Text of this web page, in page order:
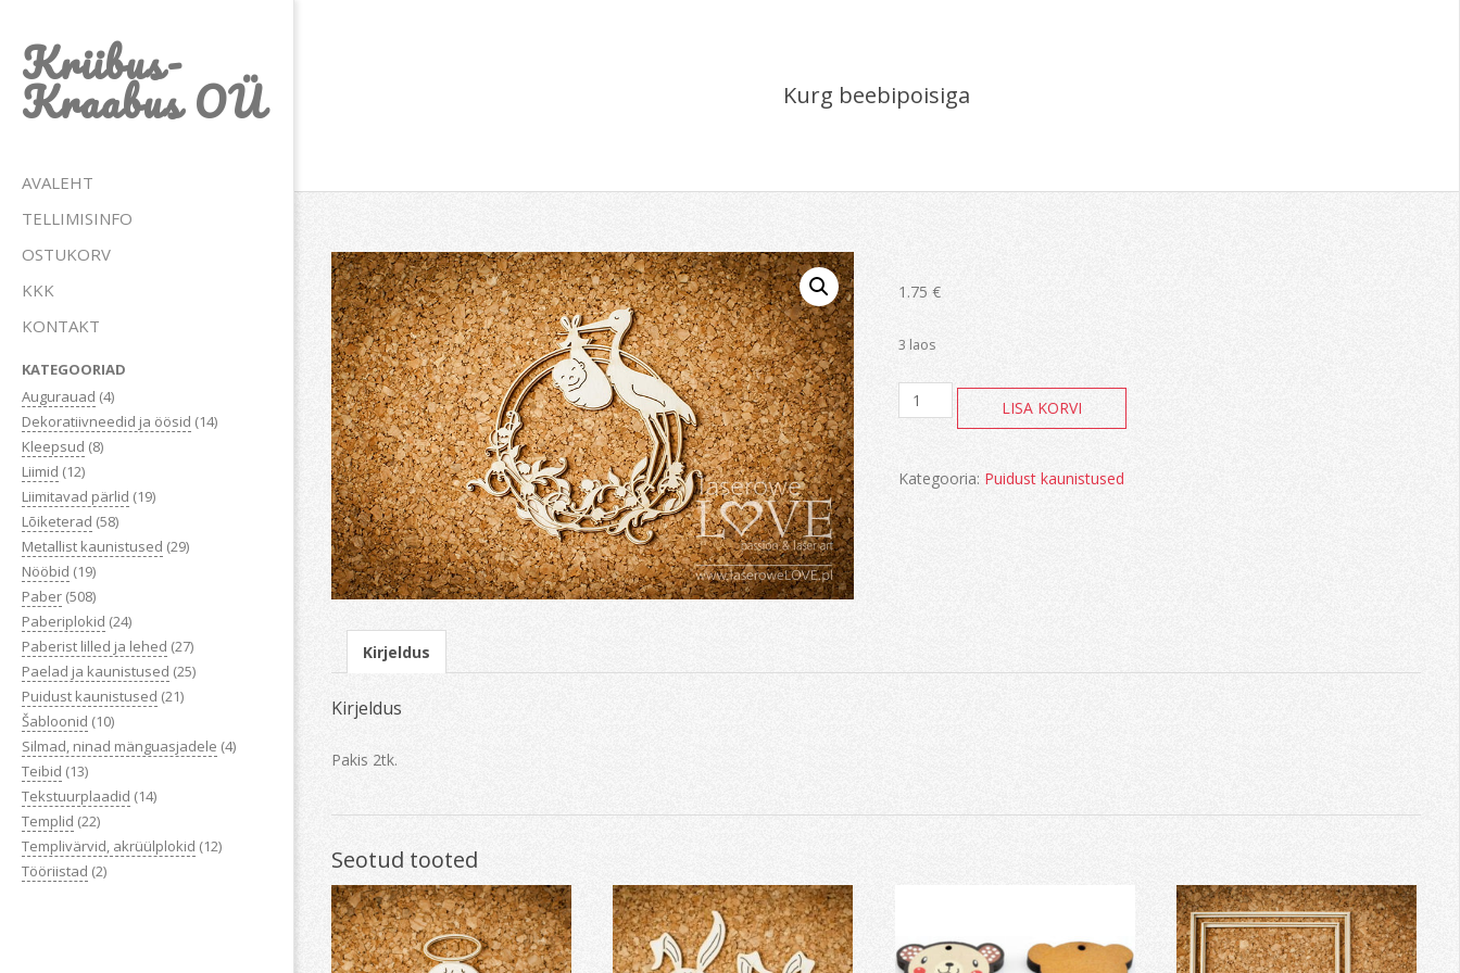
content
Kriibus-
Kraabus OÜ
Primary
Menu
AVALEHT
TELLIMISINFO
OSTUKORV
KKK
KONTAKT
KATEGOORIAD
Augurauad (4)
Dekoratiivneedid ja öösid (14)
Kleepsud (8)
Liimid (12)
Liimitavad pärlid (19)
Lõiketerad (58)
Metallist kaunistused (29)
Nööbid (19)
Paber (508)
Paberiplokid (24)
Paberist lilled ja lehed (27)
Paelad ja kaunistused (25)
Puidust kaunistused (21)
Šabloonid (10)
Silmad, ninad mänguasjadele (4)
Teibid (13)
Tekstuurplaadid (14)
Templid (22)
Templivärvid, akrüülplokid (12)
Tööriistad (2)
Kurg beebipoisiga
1.75 €
3 laos
Kurg
beebipoisiga
LISA KORVI
Kategooria: Puidust kaunistused
Kirjeldus
Kirjeldus
Pakis 2tk.
Seotud tooted